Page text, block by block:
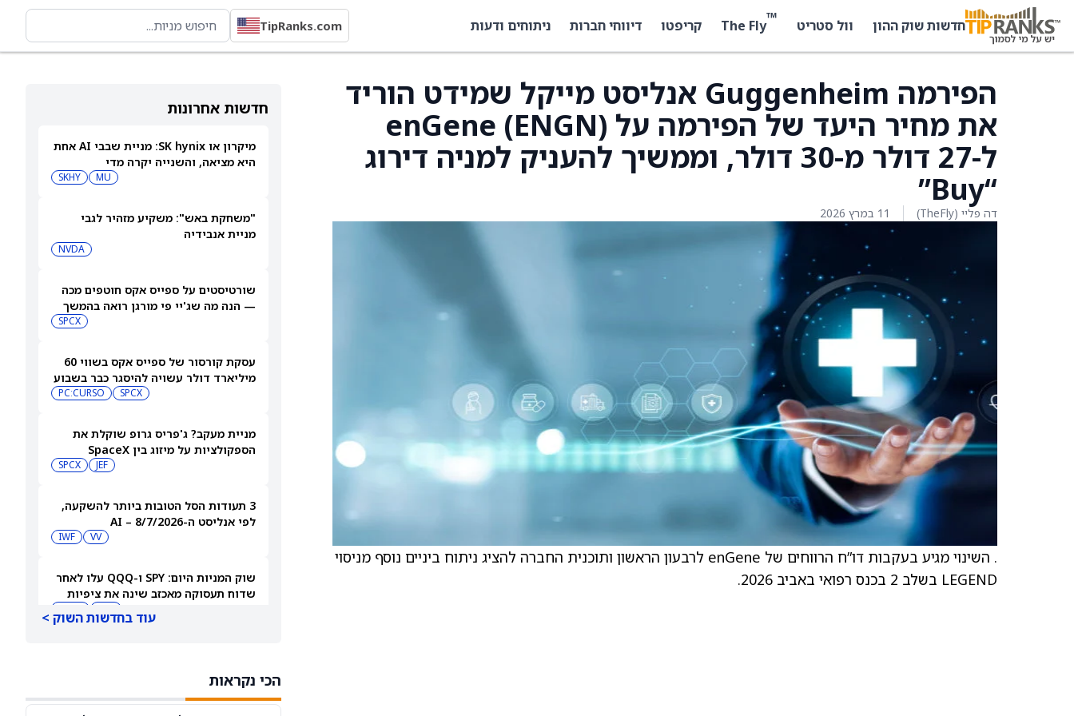
חדשות שוק ההון וול סטריט ™
The Fly קריפטו דיווחי חברות ניתוחים ודעות TipRanks.com
חדשות אחרונות
מיקרון או SK hynix: מניית שבבי AI אחת
היא מציאה, והשנייה יקרה מדי
MU
SKHY
"משחקת באש": משקיע מזהיר לגבי
מניית אנבידיה
NVDA
שורטיסטים על ספייס אקס חוטפים מכה
— הנה מה שג'יי פי מורגן רואה בהמשך
SPCX
עסקת קורסור של ספייס אקס בשווי 60
מיליארד דולר עשויה להיסגר כבר בשבוע
SPCX
PC:CURSO
מניית מעקב? ג'פריס גרופ שוקלת את
הספקולציות על מיזוג בין SpaceX
JEF
SPCX
3 תעודות הסל הטובות ביותר להשקעה,
לפי אנליסט ה-AI – 8/7/2026
VV
IWF
שוק המניות היום: SPY ו-QQQ עלו לאחר
שדוח תעסוקה מאכזב שינה את ציפיות
עוד בחדשות השוק >
הכי נקראות
הפירמה Guggenheim אנליסט מייקל שמידט הוריד
את מחיר היעד של הפירמה על enGene (ENGN)
ל-27 דולר מ-30 דולר, וממשיך להעניק למניה דירוג
“Buy”
דה פליי (TheFly) 11 במרץ 2026
. השינוי מגיע בעקבות דו”ח הרווחים של enGene לרבעון הראשון ותוכנית החברה להציג ניתוח ביניים נוסף מניסוי
LEGEND בשלב 2 בכנס רפואי באביב 2026.